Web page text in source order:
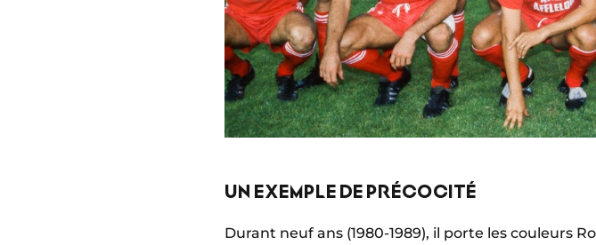
UN EXEMPLE DE PRÉCOCITÉ
Durant neuf ans (1980-1989), il porte les couleurs